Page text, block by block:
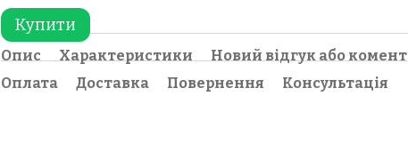
Купити
Опис Характеристики
Новий відгук або
Оплата
Доставка Повернення Консультація